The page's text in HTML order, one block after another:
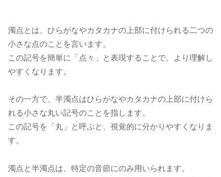
濁点とは、ひらがなやカタカナの上部に付けられる二つの
小さな点のことを言います。
この記号を簡単に「点々」と表現することで、より理解し
やすくなります。
その一方で、半濁点はひらがなやカタカナの上部に付けら
れる小さな丸い記号のことを指します。
この記号を「丸」と呼ぶと、視覚的に分かりやすくなりま
す。
濁点と半濁点は、特定の音節にのみ用いられます。